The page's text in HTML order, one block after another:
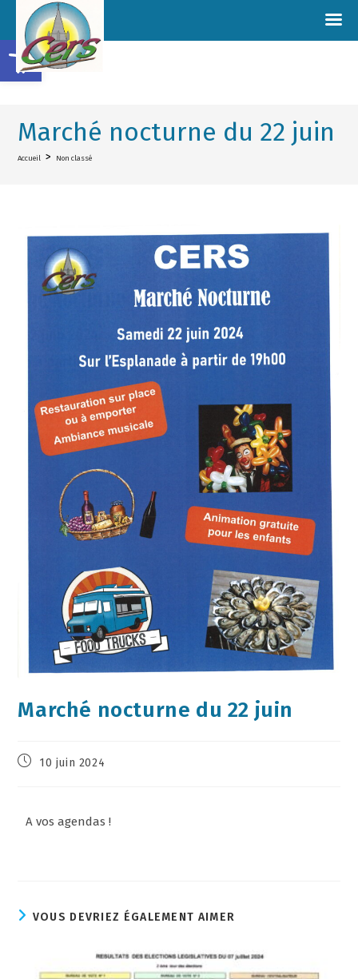
Marché nocturne du 22 juin
Accueil > Non classé
Marché nocturne du 22 juin
10 juin 2024
A vos agendas !
VOUS DEVRIEZ ÉGALEMENT AIMER
Ouvrir la barre d’outils